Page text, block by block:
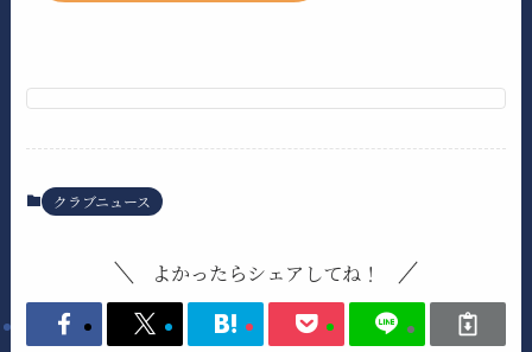
クラブニュース
よかったらシェアしてね！